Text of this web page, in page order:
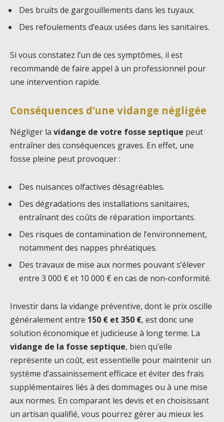
Des bruits de gargouillements dans les tuyaux.
Des refoulements d’eaux usées dans les sanitaires.
Si vous constatez l’un de ces symptômes, il est
recommandé de faire appel à un professionnel pour
une intervention rapide.
Conséquences d’une vidange négligée
Négliger la vidange de votre fosse septique peut
entraîner des conséquences graves. En effet, une
fosse pleine peut provoquer :
Des nuisances olfactives désagréables.
Des dégradations des installations sanitaires,
entraînant des coûts de réparation importants.
Des risques de contamination de l’environnement,
notamment des nappes phréatiques.
Des travaux de mise aux normes pouvant s’élever
entre 3 000 € et 10 000 € en cas de non-conformité.
Investir dans la vidange préventive, dont le prix oscille
généralement entre 150 € et 350 €, est donc une
solution économique et judicieuse à long terme. La
vidange de la fosse septique, bien qu’elle
représente un coût, est essentielle pour maintenir un
système d’assainissement efficace et éviter des frais
supplémentaires liés à des dommages ou à une mise
aux normes. En comparant les devis et en choisissant
un artisan qualifié, vous pourrez gérer au mieux les